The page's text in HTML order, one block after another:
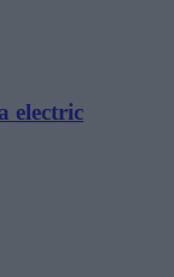
electric